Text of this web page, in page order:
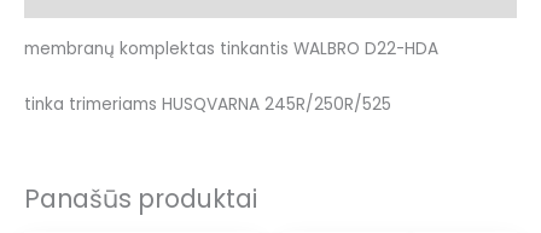
membranų komplektas tinkantis WALBRO D22-HDA
tinka trimeriams HUSQVARNA 245R/250R/525
Panašūs produktai